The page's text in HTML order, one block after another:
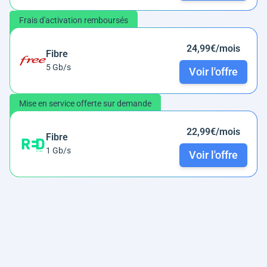
Frais d'activation remboursés
Fibre
5 Gb/s
24,99€/mois
Voir l'offre
Mise en service offerte sur demande
Fibre
1 Gb/s
22,99€/mois
Voir l'offre